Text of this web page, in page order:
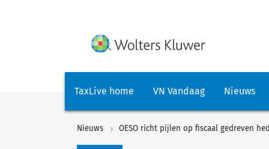
TaxLive home VN Vandaag Nieuws
Nieuws OESO richt pijlen op fiscaal gedreven